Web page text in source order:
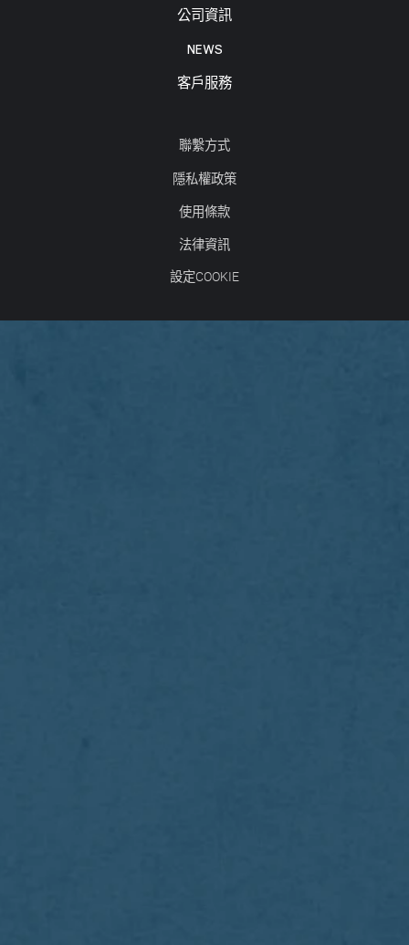
公司資訊
NEWS
客戶服務
聯繫方式
隱私權政策
使用條款
法律資訊
設定COOKIE